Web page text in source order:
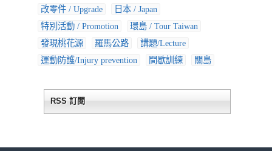
改零件 / Upgrade
日本 / Japan
特別活動 / Promotion
環島 / Tour Taiwan
發現桃花源
羅馬公路
講題/Lecture
運動防護/Injury prevention
間歇訓練 關島
RSS 訂閱